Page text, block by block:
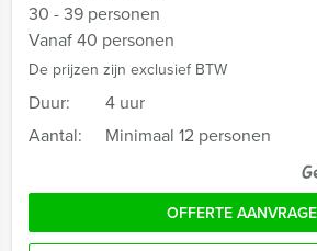
30 - 39 personen
Vanaf 40 personen
De prijzen zijn exclusief BTW
Duur:
4 uur
Aantal:
Minimaal 12 personen
OFFERTE